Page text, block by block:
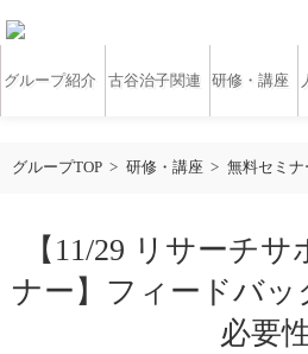
グループ紹介 古谷治子関連 研修・講座
アンケート・サーベイ
無料研修動画
グループTOP 研修・講座 無料セミナ
【11/29 リサーチサ
ナー】フィードバ
必要